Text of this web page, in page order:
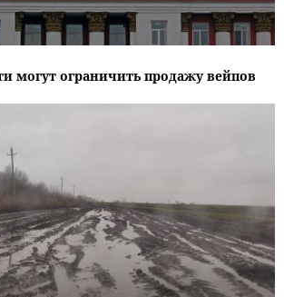
могут ограничить продажу вейпов